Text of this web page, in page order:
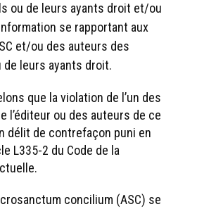
ou de leurs ayants droit et/ou
se rapportant aux
et/ou des auteurs des
de leurs ayants droit.
que la violation de l’un des
l’éditeur ou des auteurs de ce
délit de contrefaçon puni en
L335-2 du Code de la
concilium (ASC) se